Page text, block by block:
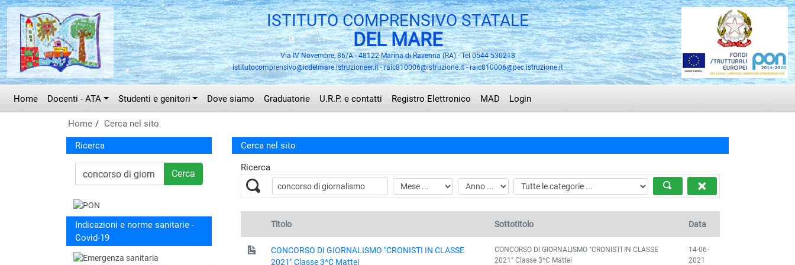
Vai al menù principale
Vai al menù secondario
Vai ai contenuti
Vai a fondo pagina
ISTITUTO COMPRENSIVO STATALE
DEL MARE
Via IV Novembre, 86/A - 48122 Marina di Ravenna (RA) - Tel 0544 530218
istitutocomprensivo@icdelmare.istruzioneer.it - raic810006@istruzione.it - raic810006@pec.istruzione.it
Home Docenti - ATA Studenti e genitori Dove siamo Graduatorie U.R.P. e contatti Registro Elettronico MAD Login
Home Cerca nel sito
Ricerca
Cerca
Indicazioni e norme sanitarie -
Covid-19
Cerca nel sito
Ricerca
Titolo Sottotitolo Data
CONCORSO DI GIORNALISMO "CRONISTI IN CLASSE
2021" Classe 3^C Mattei
CONCORSO DI GIORNALISMO "CRONISTI IN CLASSE
2021" Classe 3^C Mattei
14-06-
2021